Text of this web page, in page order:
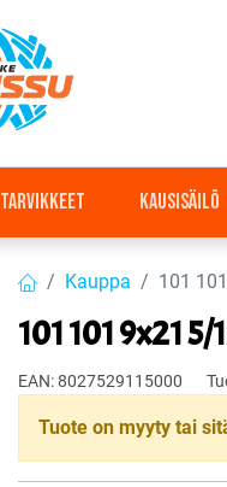
Tarvikkeet Kausisäilö
Kauppa 101
101 101 9x21 5/
EAN:8027529115000
Tuote on myyty tai